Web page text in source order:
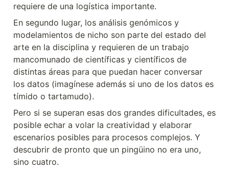
requiere de una logística importante.
En segundo lugar, los análisis genómicos y
modelamientos de nicho son parte del estado del
arte en la disciplina y requieren de un trabajo
mancomunado de científicas y científicos de
distintas áreas para que puedan hacer conversar
los datos (imagínese además si uno de los datos es
tímido o tartamudo).
Pero si se superan esas dos grandes dificultades, es
posible echar a volar la creatividad y elaborar
escenarios posibles para procesos complejos. Y
descubrir de pronto que un pingüino no era uno,
sino cuatro.